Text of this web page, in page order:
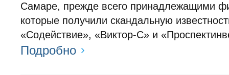
Самаре, прежде всего принадлежащими
которые получили скандальную
«Содействие», «Виктор-С» и
Подробно